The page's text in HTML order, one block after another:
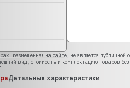
размещенная на сайте, не является публичной
вид, стоимость и комплектацию товаров
Детальные характеристики